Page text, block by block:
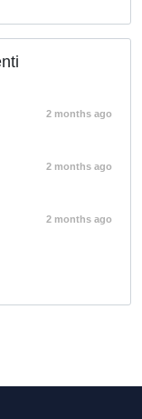
2 months ago
2 months ago
2 months ago